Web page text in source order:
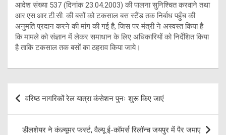
आदेश संख्या 537 (दिनांक 23.04.2003) की पालना सुनिश्चित करवाने तथा
आर.एस.आर.टी.सी. की बसों को टकसाल बस स्टैंड तक निर्बाध पहुँच की
अनुमति प्रदान करने की मांग की गई है, जिस पर मंत्री ने अस्वस्त किया है
कि मामले को संज्ञान में लेकर समाधान के लिए अधिकारियों को निर्देशित किया
है ताकि टकसाल तक बसों का ठहराव किया जाये।
Post
navigation
वरिष्ठ नागरिकों रेल यात्रा कंसेशन पुनः शुरू किए जाएं
डीलशेयर ने कंज़्यूमर फर्स्ट, वैल्यू ई-कॉमर्स रिलॉन्च जयपुर में पैर जमाए